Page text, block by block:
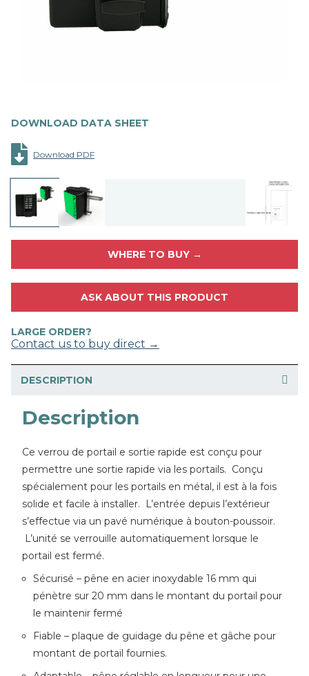
DOWNLOAD DATA SHEET
Download PDF
WHERE TO BUY →
ASK ABOUT THIS PRODUCT
LARGE ORDER?
Contact us to buy direct →
DESCRIPTION
Description
Ce verrou de portail e sortie rapide est conçu pour
permettre une sortie rapide via les portails. Conçu
spécialement pour les portails en métal, il est à la fois
solide et facile à installer. L’entrée depuis l’extérieur
s’effectue via un pavé numérique à bouton-poussoir.
L’unité se verrouille automatiquement lorsque le
portail est fermé.
Sécurisé – pêne en acier inoxydable 16 mm qui
pénètre sur 20 mm dans le montant du portail pour
le maintenir fermé
Fiable – plaque de guidage du pêne et gâche pour
montant de portail fournies.